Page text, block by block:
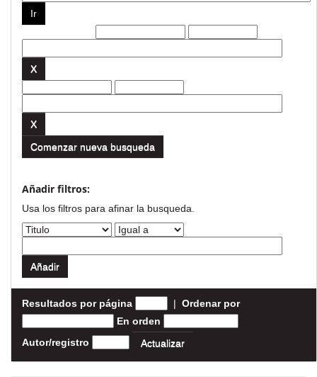
Comenzar nueva busqueda
Añadir filtros:
Usa los filtros para afinar la busqueda.
Resultados por página | Ordenar por
En orden
Autor/registro